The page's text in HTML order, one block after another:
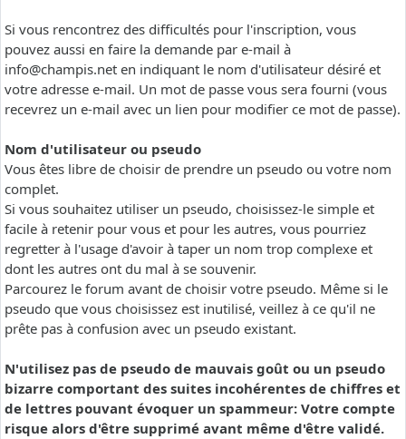
Si vous rencontrez des difficultés pour l'inscription, vous
pouvez aussi en faire la demande par e-mail à
info@champis.net en indiquant le nom d'utilisateur désiré et
votre adresse e-mail. Un mot de passe vous sera fourni (vous
recevrez un e-mail avec un lien pour modifier ce mot de passe).
Nom d'utilisateur ou pseudo
Vous êtes libre de choisir de prendre un pseudo ou votre nom
complet.
Si vous souhaitez utiliser un pseudo, choisissez-le simple et
facile à retenir pour vous et pour les autres, vous pourriez
regretter à l'usage d'avoir à taper un nom trop complexe et
dont les autres ont du mal à se souvenir.
Parcourez le forum avant de choisir votre pseudo. Même si le
pseudo que vous choisissez est inutilisé, veillez à ce qu'il ne
prête pas à confusion avec un pseudo existant.
N'utilisez pas de pseudo de mauvais goût ou un pseudo
bizarre comportant des suites incohérentes de chiffres et
de lettres pouvant évoquer un spammeur: Votre compte
risque alors d'être supprimé avant même d'être validé.